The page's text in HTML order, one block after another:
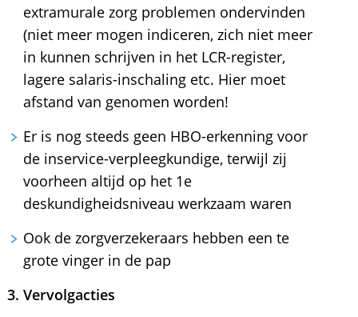
extramurale zorg problemen ondervinden
(niet meer mogen indiceren, zich niet meer
in kunnen schrijven in het LCR-register,
lagere salaris-inschaling etc. Hier moet
afstand van genomen worden!
Er is nog steeds geen HBO-erkenning voor
de inservice-verpleegkundige, terwijl zij
voorheen altijd op het 1e
deskundigheidsniveau werkzaam waren
Ook de zorgverzekeraars hebben een te
grote vinger in de pap
3. Vervolgacties